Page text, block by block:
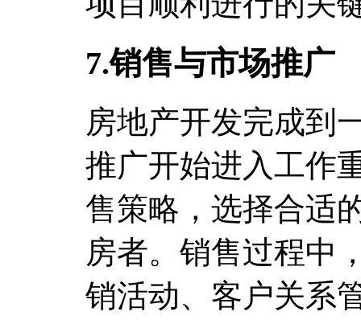
7.销售与市场推广
房地产开发完成到
推广开始进入工作
售策略，选择合适
房者。销售过程中
销活动、客户关系